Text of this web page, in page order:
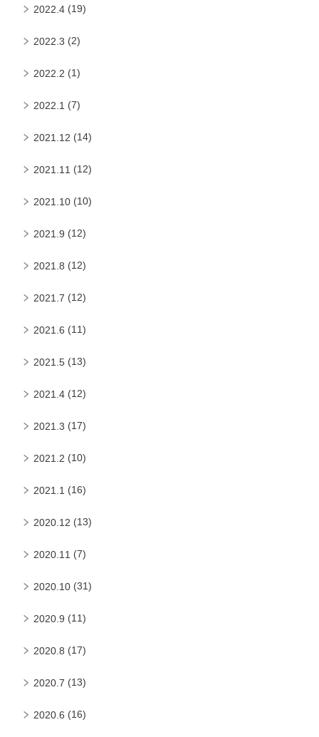
2022.4 (19)
2022.3 (2)
2022.2 (1)
2022.1 (7)
2021.12 (14)
2021.11 (12)
2021.10 (10)
2021.9 (12)
2021.8 (12)
2021.7 (12)
2021.6 (11)
2021.5 (13)
2021.4 (12)
2021.3 (17)
2021.2 (10)
2021.1 (16)
2020.12 (13)
2020.11 (7)
2020.10 (31)
2020.9 (11)
2020.8 (17)
2020.7 (13)
2020.6 (16)